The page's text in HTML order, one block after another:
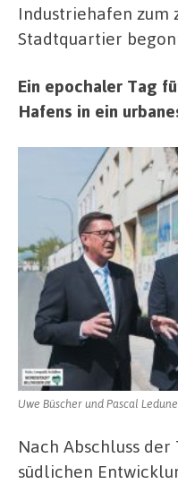
Industriehafen zum
Stadtquartier
Ein epochaler Tag
Hafens in ein
Uwe Büscher und Pascal
Nach Abschluss
südlichen